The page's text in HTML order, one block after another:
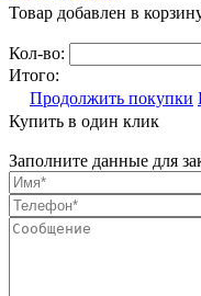
Товар добавлен в
Кол-во:
Итого:
Продолжить покупки
Купить в один клик
Заполните данные для